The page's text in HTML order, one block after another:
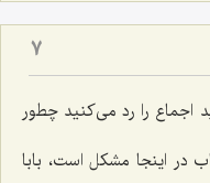
7
اجماع را رد می‌كنید چطور
در اینجا مشكل است، بابا